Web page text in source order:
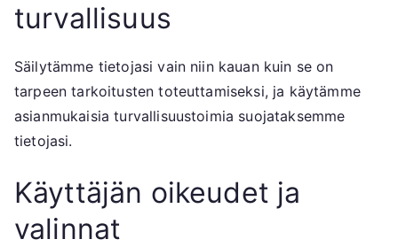
turvallisuus
Säilytämme tietojasi vain niin kauan kuin se on
tarpeen tarkoitusten toteuttamiseksi, ja käytämme
asianmukaisia turvallisuustoimia suojataksemme
tietojasi.
Käyttäjän oikeudet ja
valinnat